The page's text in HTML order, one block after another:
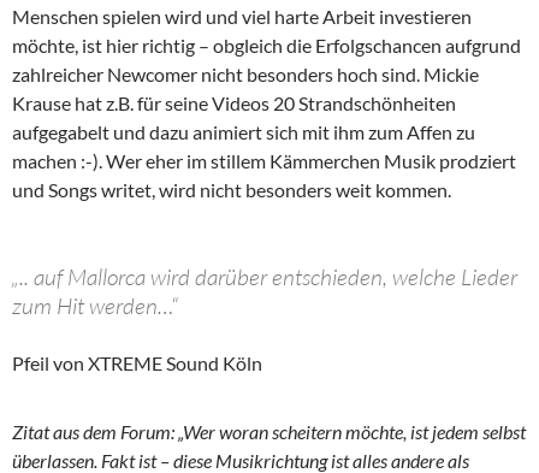
Menschen spielen wird und viel harte Arbeit investieren
möchte, ist hier richtig – obgleich die Erfolgschancen aufgrund
zahlreicher Newcomer nicht besonders hoch sind. Mickie
Krause hat z.B. für seine Videos 20 Strandschönheiten
aufgegabelt und dazu animiert sich mit ihm zum Affen zu
machen :-). Wer eher im stillem Kämmerchen Musik prodziert
und Songs writet, wird nicht besonders weit kommen.
„.. auf Mallorca wird darüber entschieden, welche Lieder
zum Hit werden…“
Pfeil von XTREME Sound Köln
Zitat aus dem Forum: „Wer woran scheitern möchte, ist jedem selbst
überlassen. Fakt ist – diese Musikrichtung ist alles andere als